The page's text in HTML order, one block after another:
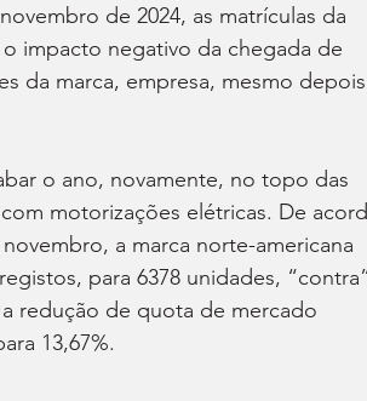
de 2024, as matrículas da
impacto negativo da chegada de
da marca, empresa, mesmo
o ano, novamente, no topo das
motorizações elétricas. De
a marca norte-americana
para 6378 unidades,
redução de quota de mercado
13,67%.